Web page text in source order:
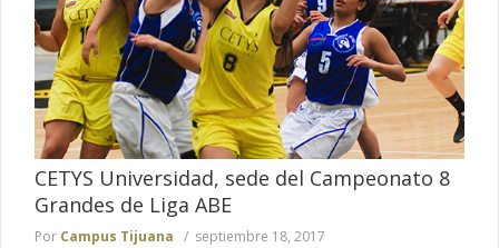
CETYS Universidad, sede del Campeonato 8
Grandes de Liga ABE
Por Campus Tijuana septiembre 18, 2017